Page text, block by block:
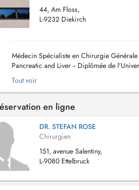
44, Am Floss,
L-9232 Diekirch
Médecin Spécialiste en Chirurgie
Pancreatic and Liver -- Diplômée de
Bruxelles, Paris, Rotterdam, Londres...
Tout voir
en ligne
DR. STEFAN ROSE
Chirurgien
151, avenue Salentiny,
L-9080 Ettelbruck